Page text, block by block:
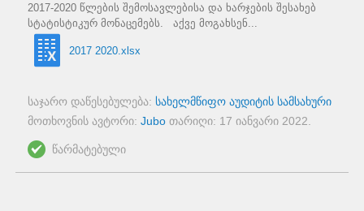
2017-2020 წლების შემოსავლებისა და ხარჯების შესახებ
სტატისტიკურ მონაცემებს. აქვე მოგახსენ...
2017 2020.xlsx
საჯარო დაწესებულება: სახელმწიფო აუდიტის სამსახური
მოთხოვნის ავტორი: Jubo თარიღი: 17 იანვარი 2022.
წარმატებული